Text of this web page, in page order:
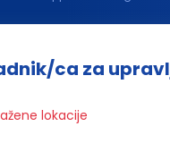
ca za
lokacije